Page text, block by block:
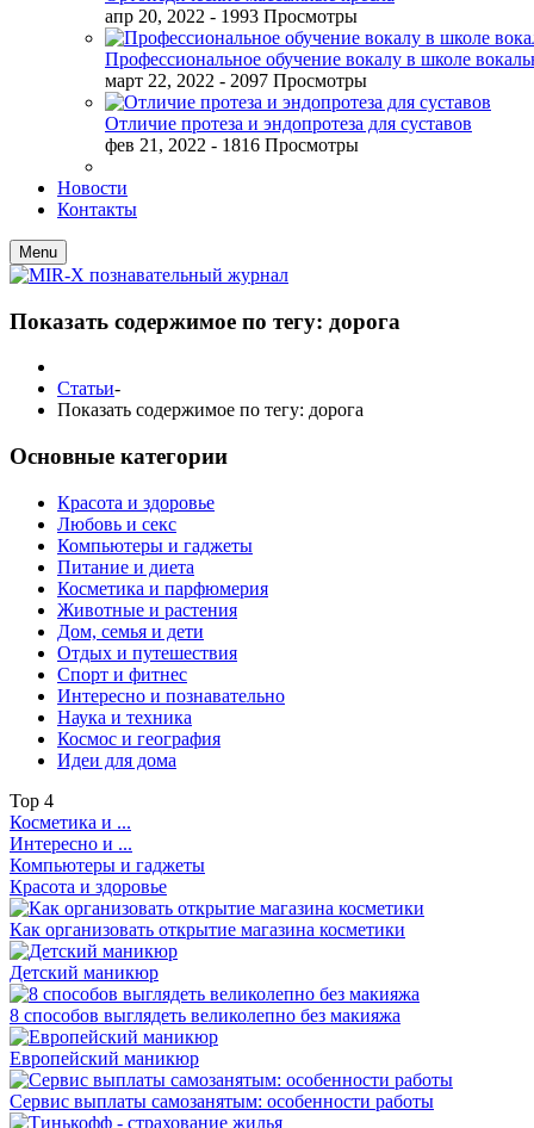
апр 20, 2022 - 1993 Просмотры
Профессиональное обучение вокалу в школе
март 22, 2022 - 2097 Просмотры
Отличие протеза и эндопротеза для суставов
фев 21, 2022 - 1816 Просмотры
Новости
Контакты
Menu
Показать содержимое по тегу: дорога
Статьи-
Показать содержимое по тегу: дорога
Основные категории
Красота и здоровье
Любовь и секс
Компьютеры и гаджеты
Питание и диета
Косметика и парфюмерия
Животные и растения
Дом, семья и дети
Отдых и путешествия
Спорт и фитнес
Интересно и познавательно
Наука и техника
Космос и география
Идеи для дома
Top 4
Косметика и ...
Интересно и ...
Компьютеры и гаджеты
Красота и здоровье
Как организовать открытие магазина косметики
Детский маникюр
8 способов выглядеть великолепно без макияжа
Европейский маникюр
Сервис выплаты самозанятым: особенности работы